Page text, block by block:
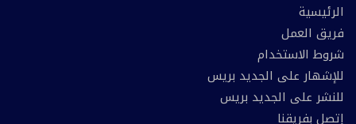
الرئيسية
فريق العمل
شروط الاستخدام
للإشهار على الجديد بريس
للنشر على الجديد بريس
إتصل بفريقنا